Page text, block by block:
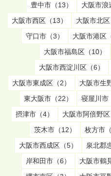
豊中市（13）
大阪市浪
大阪市西区（13）
大阪市北区
守口市（3）
大阪市港区
大阪市福島区（10）
大阪市西淀川区（6）
大阪市東成区（2）
大阪市生
東大阪市（22）
寝屋川市
摂津市（4）
大阪市阿倍野区
茨木市（12）
枚方市（
大阪市西成区（5）
泉北郡
岸和田市（6）
大阪市鶴